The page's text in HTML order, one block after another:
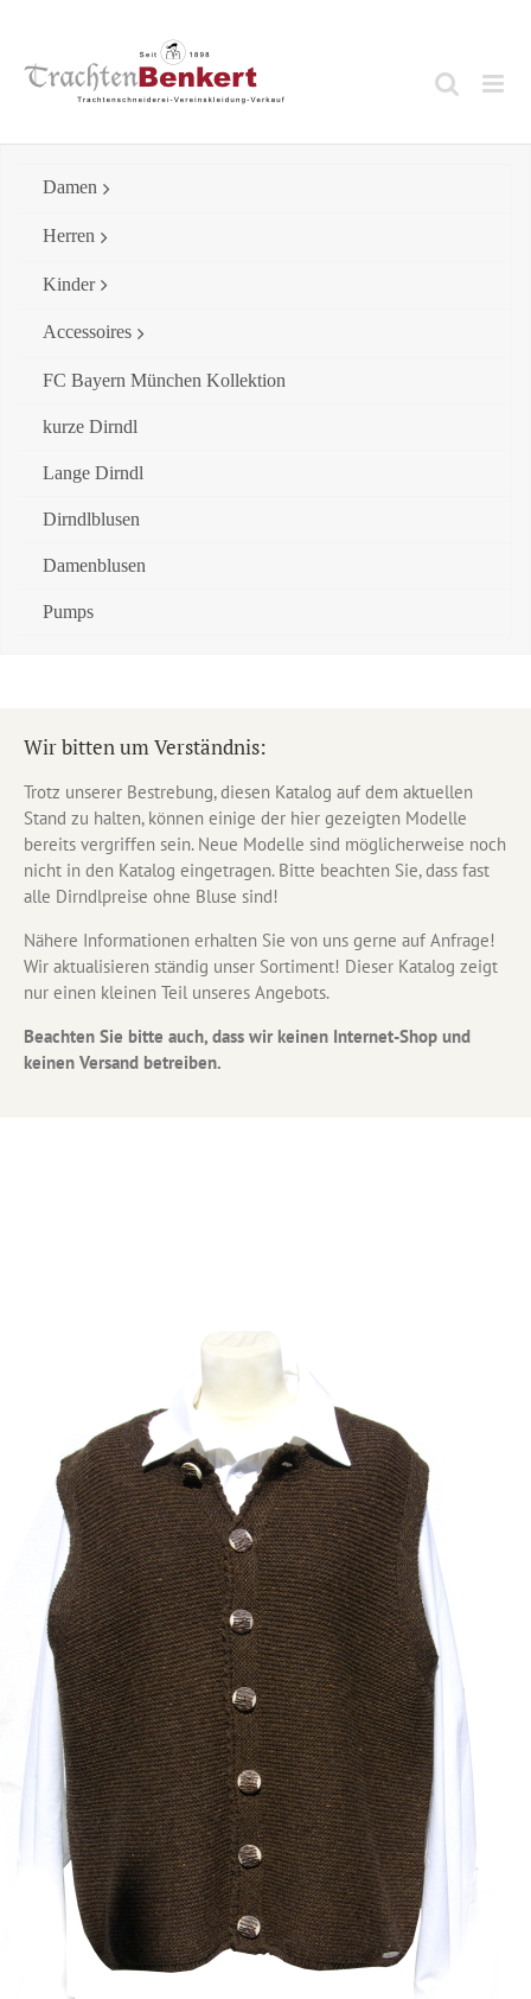
content
Damen
Herren
Kinder
Accessoires
FC Bayern München Kollektion
kurze Dirndl
Lange Dirndl
Dirndlblusen
Damenblusen
Pumps
Wir bitten um Verständnis:
Trotz unserer Bestrebung, diesen Katalog auf dem aktuellen
Stand zu halten, können einige der hier gezeigten Modelle
bereits vergriffen sein. Neue Modelle sind möglicherweise noch
nicht in den Katalog eingetragen. Bitte beachten Sie, dass fast
alle Dirndlpreise ohne Bluse sind!
Nähere Informationen erhalten Sie von uns gerne auf Anfrage!
Wir aktualisieren ständig unser Sortiment! Dieser Katalog zeigt
nur einen kleinen Teil unseres Angebots.
Beachten Sie bitte auch, dass wir keinen Internet-Shop und
keinen Versand betreiben.